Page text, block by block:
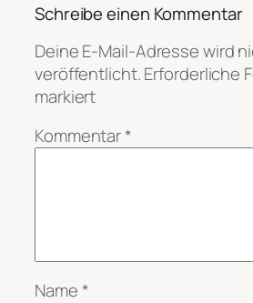
Schreibe einen Kommentar
Deine E-Mail-Adresse wird
veröffentlicht.Erforderliche
markiert
Kommentar*
Name*